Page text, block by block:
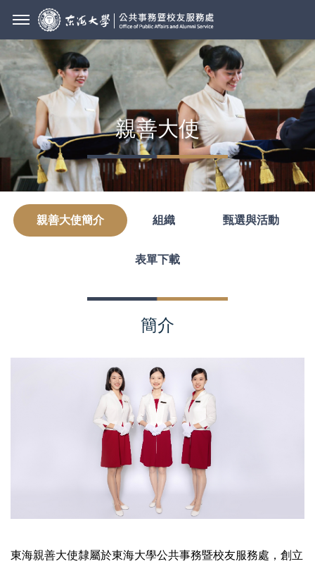
親善大使
親善大使簡介 組織 甄選與活動
表單下載
簡介
東海親善大使隸屬於東海大學公共事務暨校友服務處，創立